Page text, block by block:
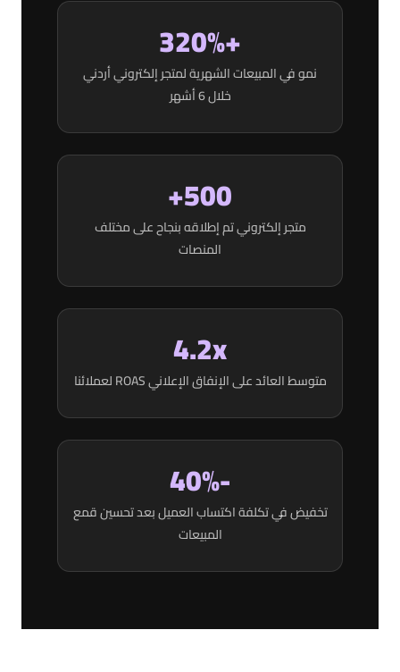
+320%
نمو في المبيعات الشهرية لمتجر إلكتروني أردني
خلال 6 أشهر
500+
متجر إلكتروني تم إطلاقه بنجاح على مختلف
المنصات
4.2x
متوسط العائد على الإنفاق الإعلاني ROAS لعملائنا
-40%
تخفيض في تكلفة اكتساب العميل بعد تحسين قمع
المبيعات